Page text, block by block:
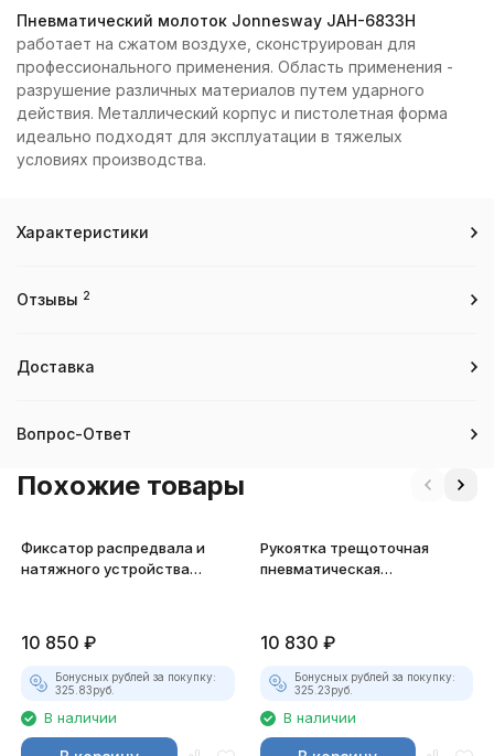
Пневматический молоток Jonnesway JAH-6833H
работает на сжатом воздухе, сконструирован для
профессионального применения. Область применения -
разрушение различных материалов путем ударного
действия. Металлический корпус и пистолетная форма
идеально подходят для эксплуатации в тяжелых
условиях производства.
Характеристики
Отзывы 2
Доставка
Вопрос-Ответ
Похожие товары
Фиксатор распредвала и
натяжного устройства
10 850 ₽
Бонусных рублей за покупку:
325.83руб.
В наличии
Рукоятка трещоточная
пневматическая
10 830 ₽
Бонусных рублей за покупку:
325.23руб.
В наличии